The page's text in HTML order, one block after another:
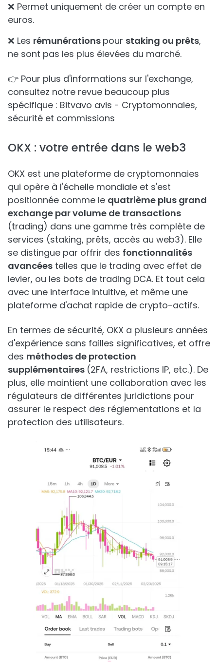
❌ Permet uniquement de créer un compte en
euros.
❌ Les rémunérations pour staking ou prêts,
ne sont pas les plus élevées du marché.
👉 Pour plus d'informations sur l'exchange,
consultez notre revue beaucoup plus
spécifique : Bitvavo avis - Cryptomonnaies,
sécurité et commissions
OKX : votre entrée dans le web3
OKX est une plateforme de cryptomonnaies
qui opère à l'échelle mondiale et s'est
positionnée comme le quatrième plus grand
exchange par volume de transactions
(trading) dans une gamme très complète de
services (staking, prêts, accès au web3). Elle
se distingue par offrir des fonctionnalités
avancées telles que le trading avec effet de
levier, ou les bots de trading DCA. Et tout cela
avec une interface intuitive, et même une
plateforme d'achat rapide de crypto-actifs.
En termes de sécurité, OKX a plusieurs années
d'expérience sans failles significatives, et offre
des méthodes de protection
supplémentaires (2FA, restrictions IP, etc.). De
plus, elle maintient une collaboration avec les
régulateurs de différentes juridictions pour
assurer le respect des réglementations et la
protection des utilisateurs.